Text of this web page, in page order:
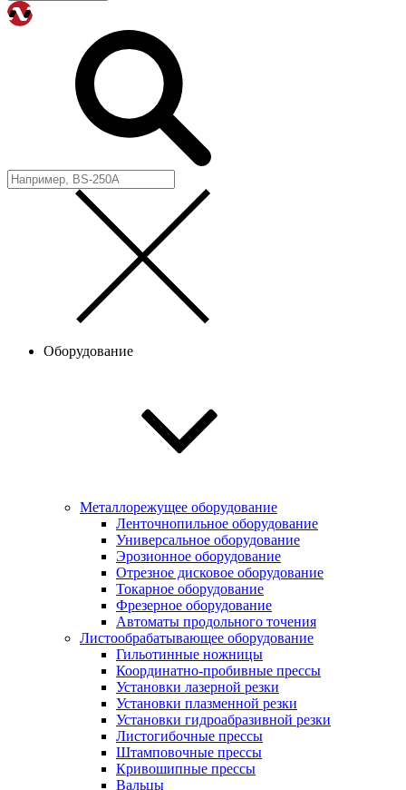
Оборудование
Металлорежущее оборудование
Ленточнопильное оборудование
Универсальное оборудование
Эрозионное оборудование
Отрезное дисковое оборудование
Токарное оборудование
Фрезерное оборудование
Автоматы продольного точения
Листообрабатывающее оборудование
Гильотинные ножницы
Координатно-пробивные прессы
Установки лазерной резки
Установки плазменной резки
Установки гидроабразивной резки
Листогибочные прессы
Штамповочные прессы
Кривошипные прессы
Вальцы